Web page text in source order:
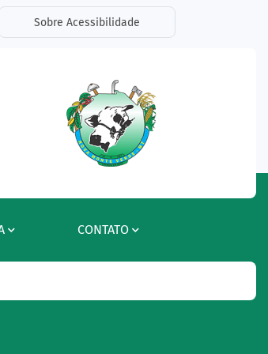
Sobre Acessibilidade
Social Facebook
Social Instagram
a Rede Social Radar
CONTATO